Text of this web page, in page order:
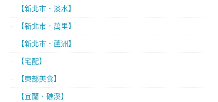
【新北市．淡水】
【新北市．萬里】
【新北市．蘆洲】
【宅配】
【東部美食】
【宜蘭．礁溪】